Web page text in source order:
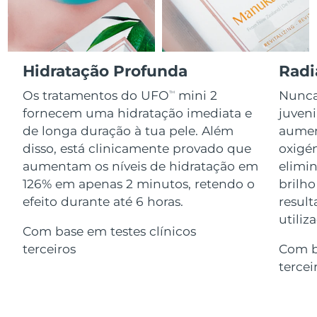
Hidratação Profunda
Os tratamentos do UFOTM
mini 2
fornecem uma hidratação imediata e
de longa duração à tua pele. Além
disso, está clinicamente provado que
aumentam os níveis de hidratação em
126% em apenas 2 minutos, retendo o
efeito durante até 6 horas.
Com base em testes clínicos
terceiros
brilho
Com
Advanced pore care essentials
Serum
For healthy hair
issa™ Teeth Whitening Gel
18% PAP
Cosméticos Homens
FOREO APP
Entrega prevista 12.08.2026
Itália Entrega prevista 08.08.2026
Japão Entrega prevista 11.08.2026
Jersey Entrega prevista 13.08.2026
Cazaquistão Entrega prevista10.08.2026
Kuwait Entrega prevista 08.08.2026
Letônia Entrega prevista
09.08.2026